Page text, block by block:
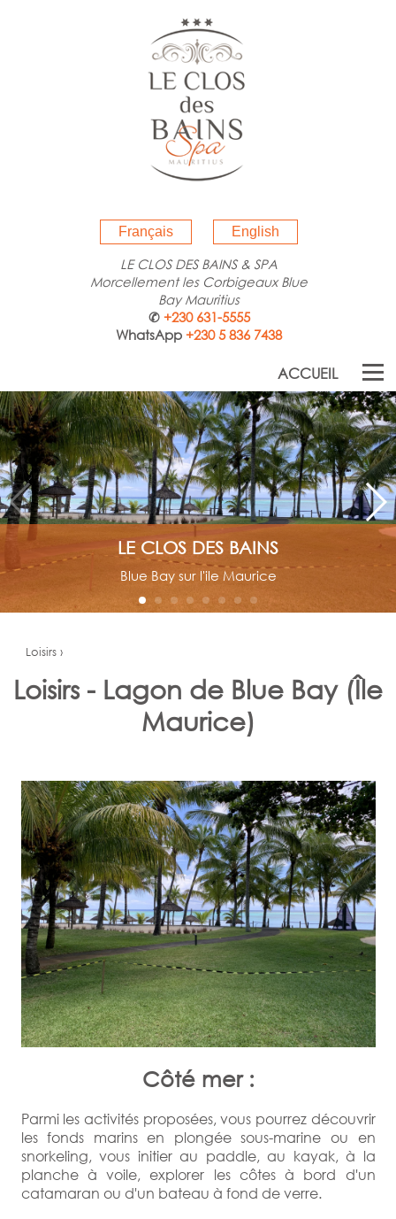
Français English
LE CLOS DES BAINS & SPA
Morcellement les Corbigeaux Blue
Bay Mauritius
✆ +230 631-5555
WhatsApp +230 5 836 7438
ACCUEIL
LE CLOS DES BAINS
Blue Bay sur l'ile Maurice
Loisirs ›
Loisirs - Lagon de Blue Bay (Île
Maurice)
Côté mer :
Parmi les activités proposées, vous pourrez découvrir
les fonds marins en plongée sous-marine ou en
snorkeling, vous initier au paddle, au kayak, à la
planche à voile, explorer les côtes à bord d'un
catamaran ou d'un bateau à fond de verre.